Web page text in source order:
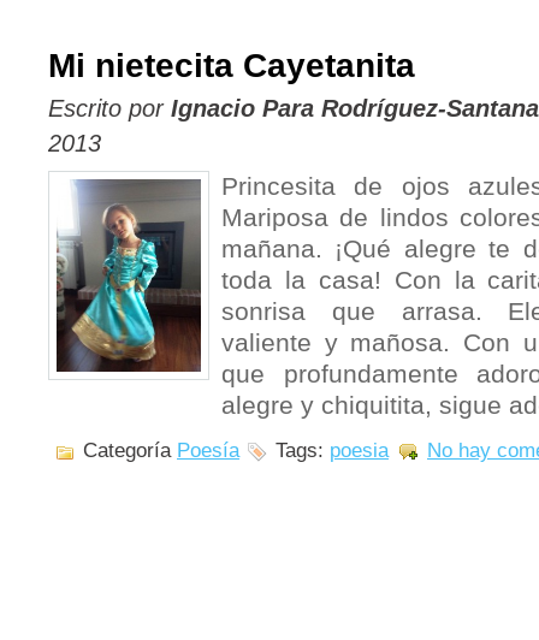
Mi nietecita Cayetanita
Escrito por Ignacio Para Rodríguez-Santana
2013
Princesita de ojos
Mariposa de lindos
mañana. ¡Qué alegre te
toda la casa! Con la
sonrisa que arrasa.
valiente y mañosa. Con
que profundamente
alegre y chiquitita, sigue
Categoría Poesía Tags: poesia No hay